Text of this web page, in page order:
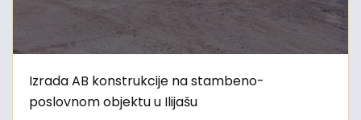
Izrada AB konstrukcije na stambeno-
poslovnom objektu u Ilijašu